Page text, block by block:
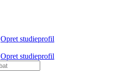
Opret studieprofil
Opret studieprofil